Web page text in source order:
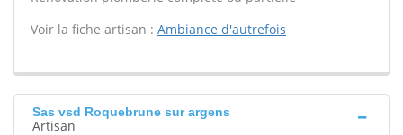
Voir la fiche artisan : Ambiance d'autrefois
Sas vsd Roquebrune sur argens
Artisan